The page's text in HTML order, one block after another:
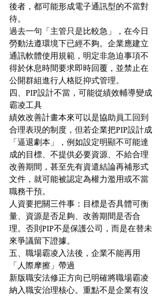
後者，都可能形成電子通訊型的不當對
待。
過去一句「主管只是比較急」，在今日
勞動法遵環境下已經不夠。企業應建立
通訊軟體使用規範，明定非急迫事項不
得於休息時間要求即時回覆，並禁止在
公開群組進行人格貶抑式管理。
四、PIP設計不當，可能從績效輔導變成
霸凌工具
績效改善計畫本來可以是協助員工回到
合理表現的制度，但若企業把PIP設計成
「逼退劇本」，例如設定明顯不可能達
成的目標、不提供必要資源、不給合理
改善期間，甚至先有資遣結論再補形式
文件，就可能被認定為權力濫用或不當
職務干預。
人資要把關三件事：目標是否具體可衡
量、資源是否足夠、改善期間是否合
理。否則PIP不是保護公司，而是在替未
來爭議留下證據。
五、職場霸凌入法後，企業不能再用
「人際摩擦」帶過
新版職安法修正方向已明確將職場霸凌
納入職安治理核心。重點不是企業有沒